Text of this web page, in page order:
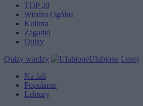
TOP 20
Wiedza Ogólna
Kultura
Zagadki
Quizy
Quizy wiedzy
Ulubione Losuj
Na fali
Popularne
Lektury